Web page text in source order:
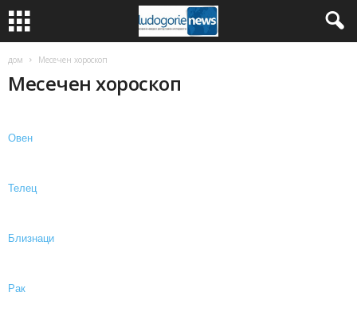
дом Месечен хороскоп
Месечен хороскоп
Овен
Телец
Близнаци
Рак